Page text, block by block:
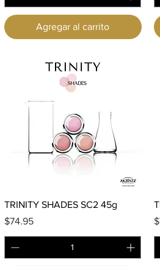
Agregar al carrito
Vista rápida
TRINITY SHADES SC2 45g
Precio
$74.95